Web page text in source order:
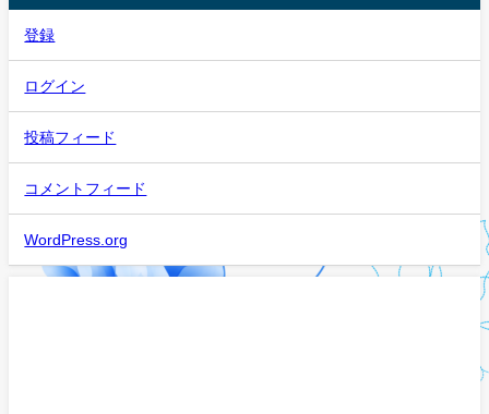
登録
ログイン
投稿フィード
コメントフィード
WordPress.org